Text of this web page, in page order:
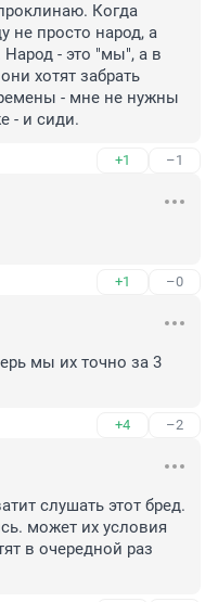
Когда
не просто народ, а
Народ - это "мы", а в
хотят забрать
- мне не нужны
- и сиди.
+1 –1
+1 –0
мы их точно за 3
+4 –2
слушать этот бред.
может их условия
в очередной раз